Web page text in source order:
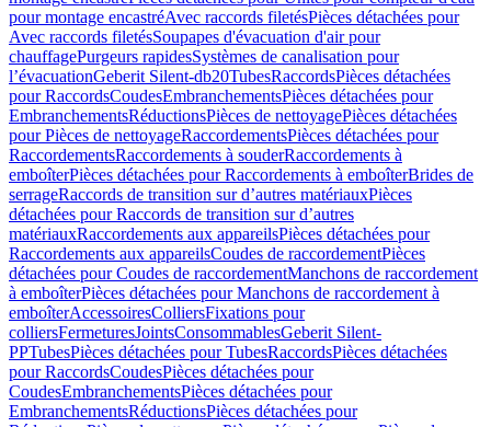
pour montage encastréAvec raccords filetésPièces détachées pour
Avec raccords filetésSoupapes d'évacuation d'air pour
chauffagePurgeurs rapidesSystèmes de canalisation pour
l’évacuationGeberit Silent-db20TubesRaccordsPièces détachées
pour RaccordsCoudesEmbranchementsPièces détachées pour
EmbranchementsRéductionsPièces de nettoyagePièces détachées
pour Pièces de nettoyageRaccordementsPièces détachées pour
RaccordementsRaccordements à souderRaccordements à
emboîterPièces détachées pour Raccordements à emboîterBrides de
serrageRaccords de transition sur d’autres matériauxPièces
détachées pour Raccords de transition sur d’autres
matériauxRaccordements aux appareilsPièces détachées pour
Raccordements aux appareilsCoudes de raccordementPièces
détachées pour Coudes de raccordementManchons de raccordement
à emboîterPièces détachées pour Manchons de raccordement à
emboîterAccessoiresColliersFixations pour
colliersFermeturesJointsConsommablesGeberit Silent-
PPTubesPièces détachées pour TubesRaccordsPièces détachées
pour RaccordsCoudesPièces détachées pour
CoudesEmbranchementsPièces détachées pour
EmbranchementsRéductionsPièces détachées pour